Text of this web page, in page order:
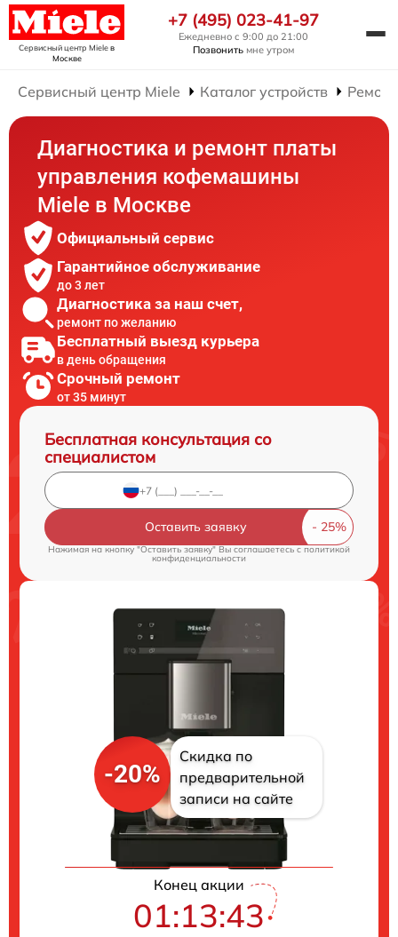
Сервисный центр Mieleв
Москве
+7 (495) 023-41-97
Ежедневно с 9:00 до 21:00
Позвонить мне утром
Сервисный центр Miele Каталог устройств
Диагностика и ремонт платы
управления кофемашины
Miele в Москве
Официальный сервис
Гарантийное обслуживание
до 3 лет
Диагностика за наш счет,
ремонт по желанию
Бесплатный выезд курьера
в день обращения
Срочный ремонт
от 35 минут
Бесплатная консультация со
специалистом
Оставить заявку
Нажимая на кнопку "Оставить заявку" Вы соглашаетесь cполитикой
конфиденциальности
-20%
Скидка по
предварительной
записи на сайте
Конец акции
01:13:42